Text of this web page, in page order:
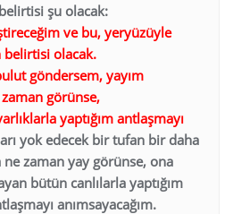
şu olacak:
ve bu, yeryüzüyle
belirtisi olacak.
göndersem, yayım
görünse,
yaptığım antlaşmayı
yok edecek bir tufan bir daha
zaman yay görünse, ona
bütün canlılarla yaptığım
anımsayacağım.